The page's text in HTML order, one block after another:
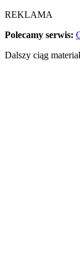
REKLAMA
Polecamy serwis:
Dalszy ciąg